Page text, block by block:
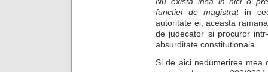
functiei de magistratin
autoritate ei, aceasta
de judecator si procuror
absurditate constitutionala.
Si de aici nedumerirea